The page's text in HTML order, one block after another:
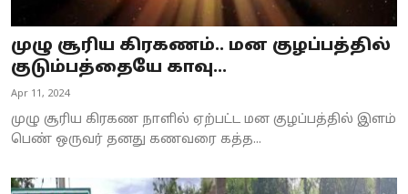
முழு சூரிய கிரகணம்.. மன குழப்பத்தில்
குடும்பத்தையே காவு...
Apr 11, 2024
முழு சூரிய கிரகண நாளில் ஏற்பட்ட மன குழப்பத்தில் இளம்
பெண் ஒருவர் தனது கணவரை கத்த...